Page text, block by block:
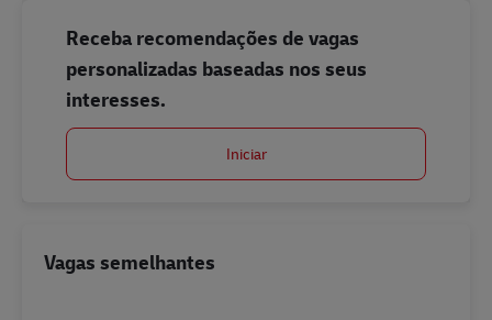
Receba recomendações de vagas
personalizadas baseadas nos seus
interesses.
Iniciar
Vagas semelhantes